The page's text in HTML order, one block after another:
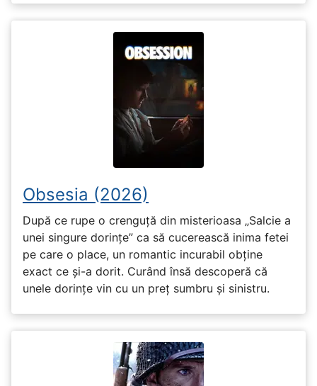
Obsesia (2026)
După ce rupe o crenguță din misterioasa „Salcie a
unei singure dorințe” ca să cucerească inima fetei
pe care o place, un romantic incurabil obține
exact ce și-a dorit. Curând însă descoperă că
unele dorințe vin cu un preț sumbru și sinistru.